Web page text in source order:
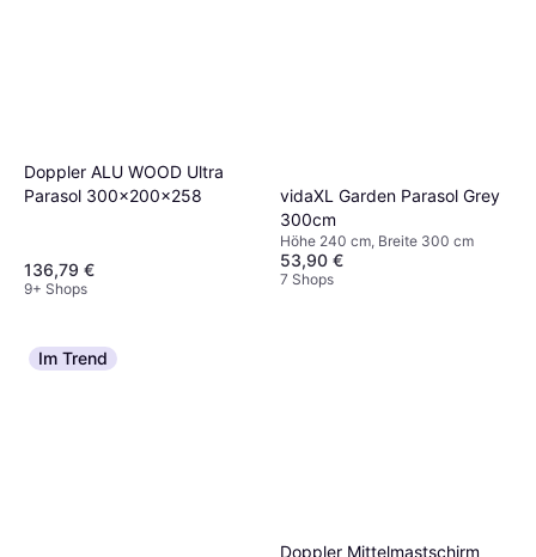
Doppler ALU WOOD Ultra
Parasol 300x200x258
136,79 €
9+ Shops
vidaXL Garden Parasol Grey
300cm
Höhe 240 cm, Breite 300 cm
53,90 €
7 Shops
Im Trend
Doppler Mittelmastschirm